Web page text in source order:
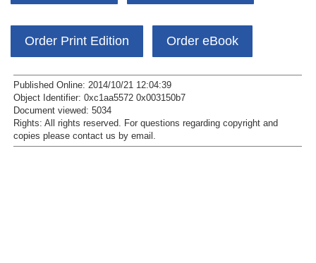
Order Print Edition Order eBook
Published Online: 2014/10/21 12:04:39
Object Identifier: 0xc1aa5572 0x003150b7
Document viewed: 5034
Rights: All rights reserved.
For questions regarding copyright and
copies please contact us by email